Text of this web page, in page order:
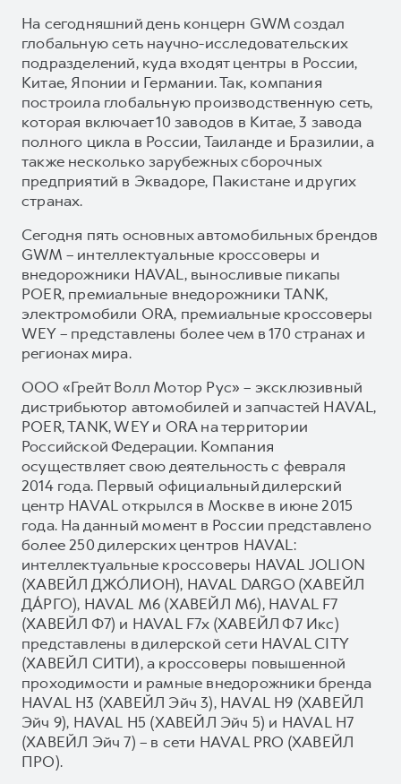
На сегодняшний день концерн GWM создал
глобальную сеть научно-исследовательских
подразделений, куда входят центры в России,
Китае, Японии и Германии. Так, компания
построила глобальную производственную сеть,
которая включает 10 заводов в Китае, 3 завода
полного цикла в России, Таиланде и Бразилии, а
также несколько зарубежных сборочных
предприятий в Эквадоре, Пакистане и других
странах.
Сегодня пять основных автомобильных брендов
GWM – интеллектуальные кроссоверы и
внедорожники HAVAL, выносливые пикапы
POER, премиальные внедорожники TANK,
электромобили ORA, премиальные кроссоверы
WEY – представлены более чем в 170 странах и
регионах мира.
ООО «Грейт Волл Мотор Рус» – эксклюзивный
дистрибьютор автомобилей и запчастей HAVAL,
POER, TANK, WEY и ORA на территории
Российской Федерации. Компания
осуществляет свою деятельность с февраля
2014 года. Первый официальный дилерский
центр HAVAL открылся в Москве в июне 2015
года. На данный момент в России представлено
более 250 дилерских центров HAVAL:
интеллектуальные кроссоверы HAVAL JOLION
(ХАВЕЙЛ ДЖО́ЛИОН), HAVAL DARGO (ХАВЕЙЛ
ДА́РГО), HAVAL М6 (ХАВЕЙЛ M6), HAVAL F7
(ХАВЕЙЛ Ф7) и HAVAL F7x (ХАВЕЙЛ Ф7 Икс)
представлены в дилерской сети HAVAL CITY
(ХАВЕЙЛ СИТИ), а кроссоверы повышенной
проходимости и рамные внедорожники бренда
HAVAL H3 (ХАВЕЙЛ Эйч 3), HAVAL H9 (ХАВЕЙЛ
Эйч 9), HAVAL H5 (ХАВЕЙЛ Эйч 5) и HAVAL H7
(ХАВЕЙЛ Эйч 7) – в сети HAVAL PRO (ХАВЕЙЛ
ПРО).